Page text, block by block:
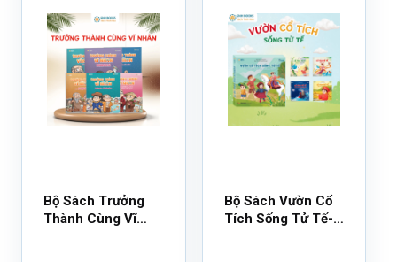
Bộ Sách Trưởng
Thành Cùng Vĩ
Bộ Sách Vườn Cổ
Tích Sống Tử Tế-